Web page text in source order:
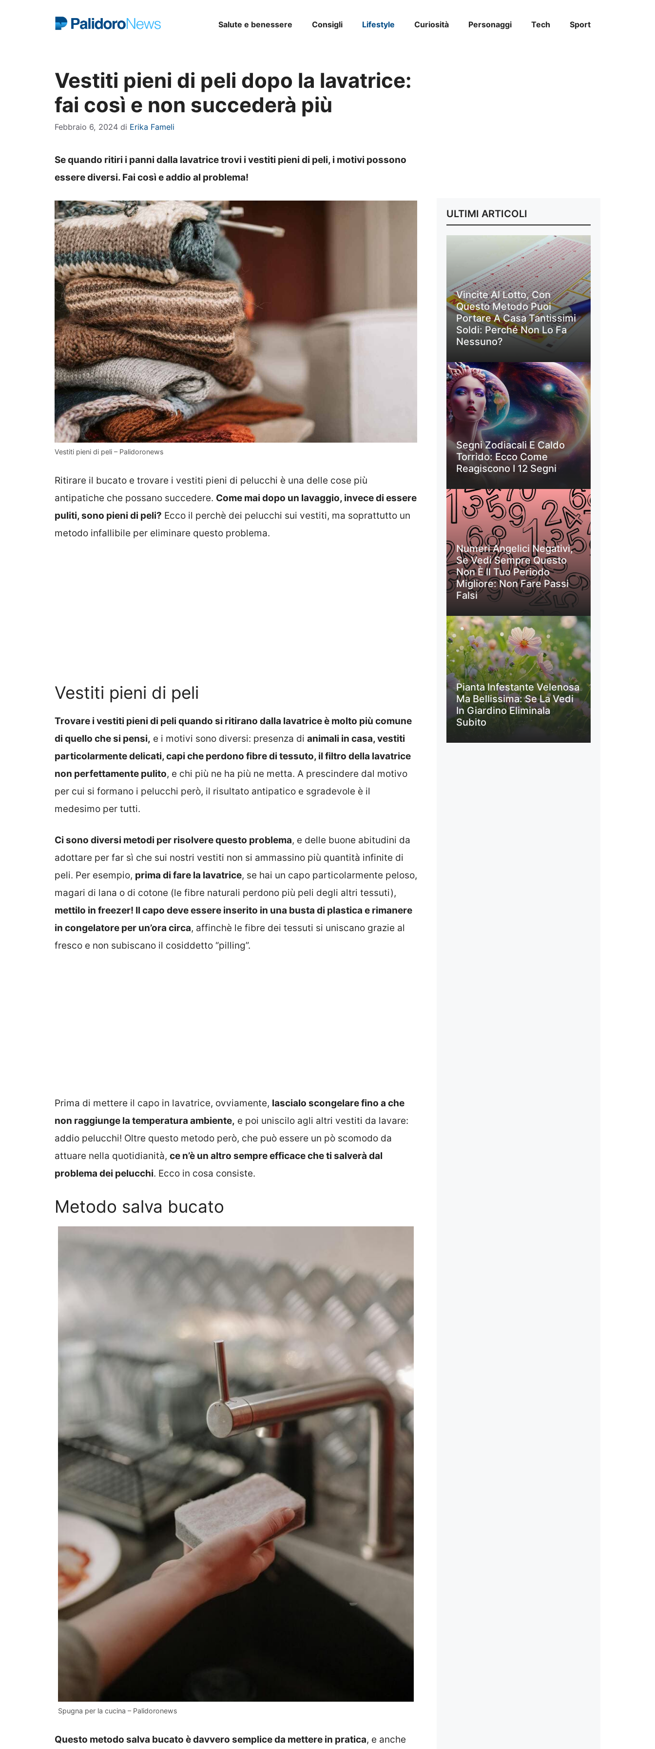
Salute e benessere Consigli Lifestyle Curiosità Personaggi Tech Sport
Vestiti pieni di peli dopo la lavatrice:
fai così e non succederà più
Febbraio 6, 2024 di Erika Fameli
Se quando ritiri i panni dalla lavatrice trovi i vestiti pieni di peli, i motivi possono
essere diversi. Fai così e addio al problema!
Vestiti pieni di peli – Palidoronews
Ritirare il bucato e trovare i vestiti pieni di pelucchi è una delle cose più
antipatiche che possano succedere. Come mai dopo un lavaggio, invece di essere
puliti, sono pieni di peli? Ecco il perchè dei pelucchi sui vestiti, ma soprattutto un
metodo infallibile per eliminare questo problema.
Vestiti pieni di peli
Trovare i vestiti pieni di peli quando si ritirano dalla lavatrice è molto più comune
di quello che si pensi, e i motivi sono diversi: presenza di animali in casa, vestiti
particolarmente delicati, capi che perdono fibre di tessuto, il filtro della lavatrice
non perfettamente pulito, e chi più ne ha più ne metta. A prescindere dal motivo
per cui si formano i pelucchi però, il risultato antipatico e sgradevole è il
medesimo per tutti.
Ci sono diversi metodi per risolvere questo problema, e delle buone abitudini da
adottare per far sì che sui nostri vestiti non si ammassino più quantità infinite di
peli. Per esempio, prima di fare la lavatrice, se hai un capo particolarmente peloso,
magari di lana o di cotone (le fibre naturali perdono più peli degli altri tessuti),
mettilo in freezer! Il capo deve essere inserito in una busta di plastica e rimanere
in congelatore per un’ora circa, affinchè le fibre dei tessuti si uniscano grazie al
fresco e non subiscano il cosiddetto “pilling”.
Prima di mettere il capo in lavatrice, ovviamente, lascialo scongelare fino a che
non raggiunge la temperatura ambiente, e poi uniscilo agli altri vestiti da lavare:
addio pelucchi! Oltre questo metodo però, che può essere un pò scomodo da
attuare nella quotidianità, ce n’è un altro sempre efficace che ti salverà dal
problema dei pelucchi. Ecco in cosa consiste.
Metodo salva bucato
Spugna per la cucina – Palidoronews
Questo metodo salva bucato è davvero semplice da mettere in pratica, e anche
ULTIMI ARTICOLI
Vincite Al Lotto, Con
Questo Metodo Puoi
Portare A Casa Tantissimi
Soldi: Perché Non Lo Fa
Nessuno?
Segni Zodiacali E Caldo
Torrido: Ecco Come
Reagiscono I 12 Segni
Numeri Angelici Negativi,
Se Vedi Sempre Questo
Non È Il Tuo Periodo
Migliore: Non Fare Passi
Falsi
Pianta Infestante Velenosa
Ma Bellissima: Se La Vedi
In Giardino Eliminala
Subito